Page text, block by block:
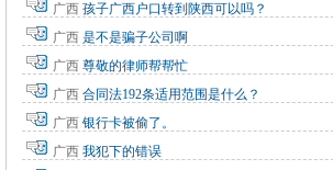
广西 孩子广西户口转到陕西可以吗？
广西 是不是骗子公司啊
广西 尊敬的律师帮帮忙
广西 合同法192条适用范围是什么？
广西 银行卡被偷了。
广西 我犯下的错误